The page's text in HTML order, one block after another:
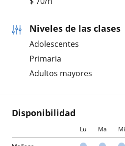
Niveles de las clases
Adolescentes
Primaria
Adultos mayores
Disponibilidad
Lu Ma Mi